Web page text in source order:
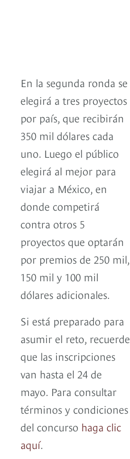
En la segunda ronda se
elegirá a tres proyectos
por país, que recibirán
350 mil dólares cada
uno. Luego el público
elegirá al mejor para
viajar a México, en
donde competirá
contra otros 5
proyectos que optarán
por premios de 250 mil,
150 mil y 100 mil
dólares adicionales.
Si está preparado para
asumir el reto, recuerde
que las inscripciones
van hasta el 24 de
mayo. Para consultar
términos y condiciones
del concurso haga clic
aquí.